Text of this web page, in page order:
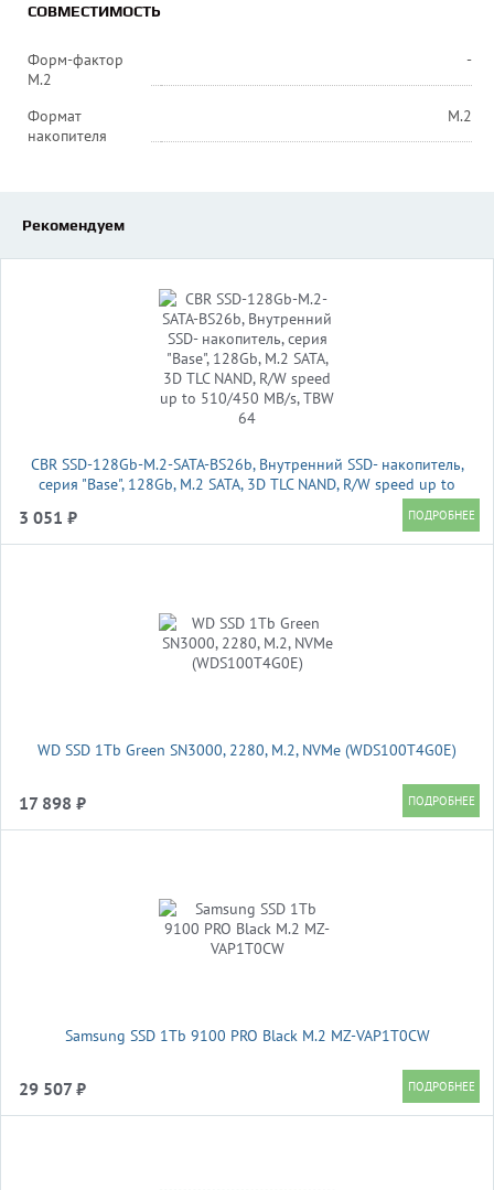
СОВМЕСТИМОСТЬ
Форм-фактор
M.2
-
Формат
накопителя
M.2
Рекомендуем
CBR SSD-128Gb-M.2-SATA-BS26b, Внутренний SSD- накопитель,
серия "Base", 128Gb, M.2 SATA, 3D TLC NAND, R/W speed up to
3 051 ₽
WD SSD 1Tb Green SN3000, 2280, M.2, NVMe (WDS100T4G0E)
17 898 ₽
Samsung SSD 1Tb 9100 PRO Black M.2 MZ-VAP1T0CW
29 507 ₽